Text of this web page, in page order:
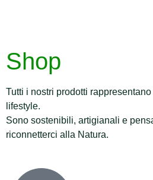
Shop
Tutti i nostri prodotti
lifestyle.
Sono sostenibili, artigianali e
riconnetterci alla Natura.